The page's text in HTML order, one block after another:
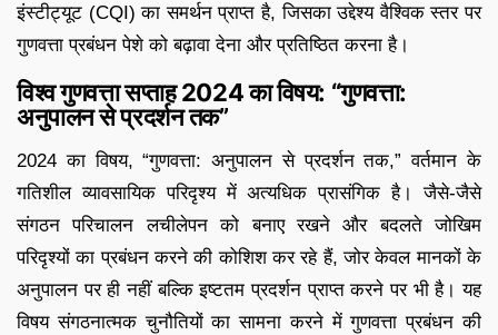
इंस्टीट्यूट (CQI) का समर्थन प्राप्त है, जिसका उद्देश्य वैश्विक स्तर पर
गुणवत्ता प्रबंधन पेशे को बढ़ावा देना और प्रतिष्ठित करना है।
विश्व गुणवत्ता सप्ताह 2024 का विषय: “गुणवत्ता:
अनुपालन से प्रदर्शन तक”
2024 का विषय, “गुणवत्ता: अनुपालन से प्रदर्शन तक,” वर्तमान के
गतिशील व्यावसायिक परिदृश्य में अत्यधिक प्रासंगिक है। जैसे-जैसे
संगठन परिचालन लचीलेपन को बनाए रखने और बदलते जोखिम
परिदृश्यों का प्रबंधन करने की कोशिश कर रहे हैं, जोर केवल मानकों के
अनुपालन पर ही नहीं बल्कि इष्टतम प्रदर्शन प्राप्त करने पर भी है। यह
विषय संगठनात्मक चुनौतियों का सामना करने में गुणवत्ता प्रबंधन की